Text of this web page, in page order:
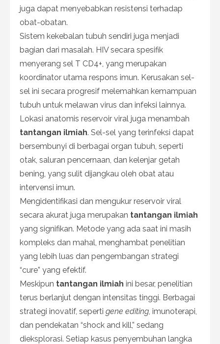
juga dapat menyebabkan resistensi terhadap
obat-obatan.
Sistem kekebalan tubuh sendiri juga menjadi
bagian dari masalah. HIV secara spesifik
menyerang sel T CD4+, yang merupakan
koordinator utama respons imun. Kerusakan sel-
sel ini secara progresif melemahkan kemampuan
tubuh untuk melawan virus dan infeksi lainnya.
Lokasi anatomis reservoir viral juga menambah
tantangan ilmiah. Sel-sel yang terinfeksi dapat
bersembunyi di berbagai organ tubuh, seperti
otak, saluran pencernaan, dan kelenjar getah
bening, yang sulit dijangkau oleh obat atau
intervensi imun.
Mengidentifikasi dan mengukur reservoir viral
secara akurat juga merupakan tantangan ilmiah
yang signifikan. Metode yang ada saat ini masih
kompleks dan mahal, menghambat penelitian
yang lebih luas dan pengembangan strategi
“cure” yang efektif.
Meskipun tantangan ilmiah ini besar, penelitian
terus berlanjut dengan intensitas tinggi. Berbagai
strategi inovatif, seperti gene editing, imunoterapi,
dan pendekatan “shock and kill,” sedang
dieksplorasi. Setiap kasus penyembuhan langka